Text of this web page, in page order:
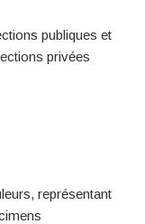
publiques et
privées
représentant